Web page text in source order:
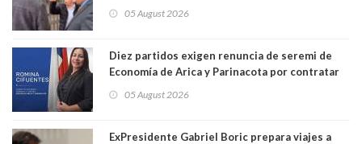
delegado nuevamente arrancando"
05 August 2026
Diez partidos exigen renuncia de seremi de
Economía de Arica y Parinacota por contratar
una militante de RN, detenida con 47 kilos de
05 August 2026
ExPresidente Gabriel Boric prepara viajes a